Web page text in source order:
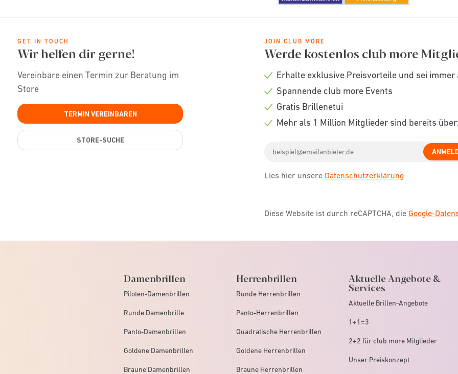
GET IN TOUCH
Wir helfen dir gerne!
Vereinbare einen Termin zur Beratung im
Store
TERMIN VEREINBAREN
STORE-SUCHE
JOIN CLUB MORE
Werde kostenlos club more
Check
Erhalte exklusive Preisvorteile und sei
Check
Spannende club more Events
Check
Gratis Brillenetui
Mehr als 1 Million Mitglieder sind bereits
address
Lies hier unsere Datenschutzerklärung
Diese Website ist durch reCAPTCHA, die Google-
Damenbrillen
Piloten-Damenbrillen
Runde Damenbrille
Panto-Damenbrillen
Goldene Damenbrillen
Braune Damenbrillen
Herrenbrillen
Runde Herrenbrillen
Panto-Herrenbrillen
Quadratische Herrenbrillen
Goldene Herrenbrillen
Braune Herrenbrillen
Aktuelle Angebote &
Services
Aktuelle Brillen-Angebote
1+1=3
2+2 für club more Mitglieder
Unser Preiskonzept